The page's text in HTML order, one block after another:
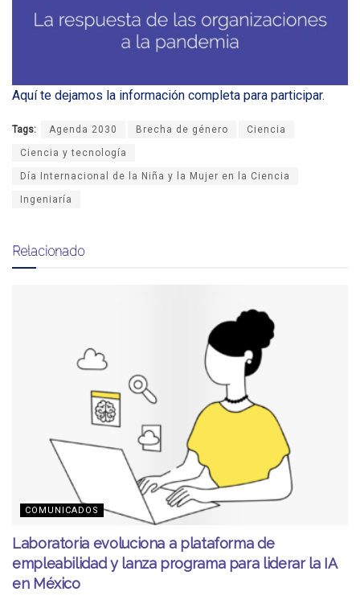
Aquí te dejamos la información completa para participar.
Tags: Agenda 2030 Brecha de género Ciencia
Ciencia y tecnología
Día Internacional de la Niña y la Mujer en la Ciencia
Ingeniaría
Relacionado
COMUNICADOS
Laboratoria evoluciona a plataforma de
empleabilidad y lanza programa para liderar la IA
en México